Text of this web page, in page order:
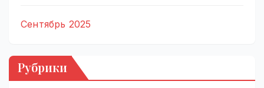
Сентябрь 2025
Рубрики